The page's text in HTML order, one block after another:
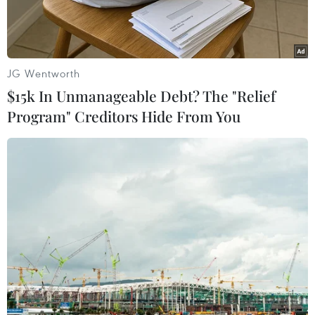
tích cực từ phiêncuối tuần trước tại Phố Wall.
Tại Tokyo, chỉ số Nikkei 225 của Nhật Bản mở
cửa với mức tăng 173,46 điểm,tương đương
Sự phục hồi của chứng khoán Nhật Bảntrong
đầu phiên này chủ yếu là do những dự báo lạc
quan về lợi nhuận doanhnghiệp nước này và sự
ổn định của tỷ giá đồng yen.
USD đang thấp hơn 20% so với cùng kỳ năm
2012, và nhân tố nàyđược xem là giúp các nhà
xuất khẩu của đất nước Mặt Trời mọc được
hưởng lợi.
JG Wentworth
$15k In Unmanageable Debt? The "Relief
Program" Creditors Hide From You